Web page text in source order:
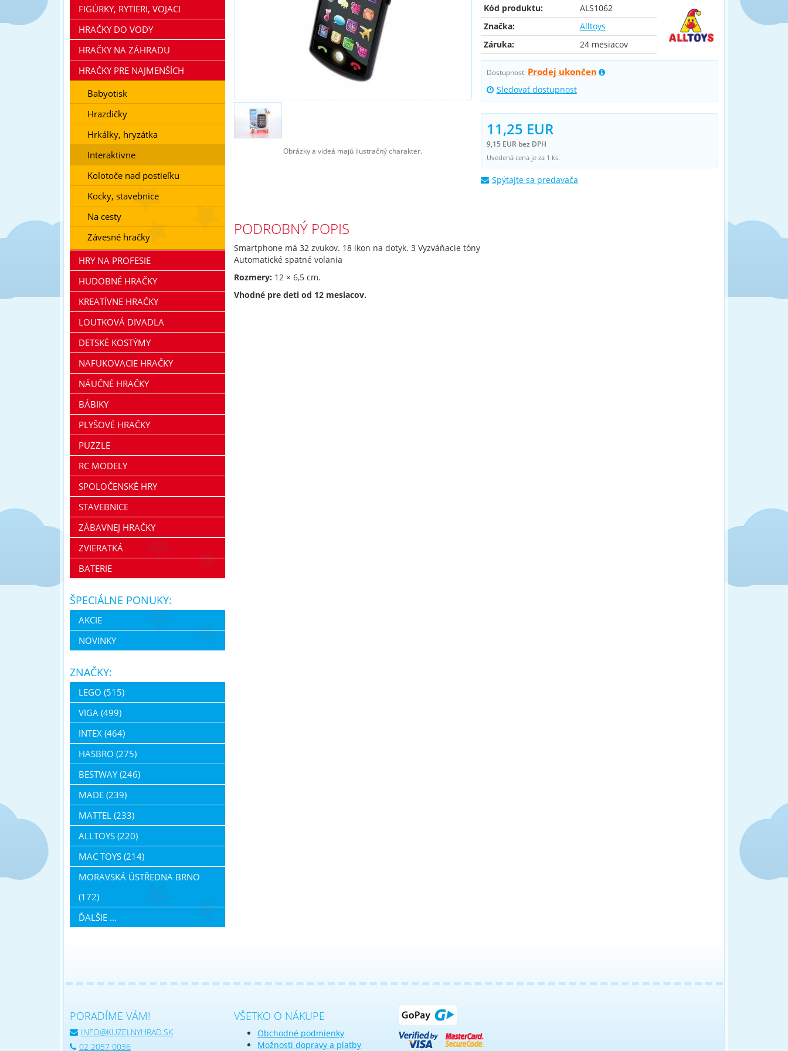
Obrázky a videá majú ilustračný charakter.
Kód produktu:
ALS1062
Značka:
Alltoys
Záruka:
24 mesiacov
Dostupnosť: Prodej ukončen
Sledovať dostupnost
11,25 EUR
9,15 EUR bez DPH
Uvedená cena je za 1 ks.
Spýtajte sa predavača
PODROBNÝ POPIS
Smartphone má 32 zvukov. 18 ikon na dotyk. 3 Vyzváňacie tóny
Automatické spätné volania
Rozmery: 12 × 6,5 cm.
Vhodné pre deti od 12 mesiacov.
FIGÚRKY, RYTIERI, VOJACI
HRAČKY DO VODY
HRAČKY NA ZÁHRADU
HRAČKY PRE NAJMENŠÍCH
Babyotisk
Hrazdičky
Hrkálky, hryzátka
Interaktivne
Kolotoče nad postieľku
Kocky, stavebnice
Na cesty
Závesné hračky
HRY NA PROFESIE
HUDOBNÉ HRAČKY
KREATÍVNE HRAČKY
LOUTKOVÁ DIVADLA
DETSKÉ KOSTÝMY
NAFUKOVACIE HRAČKY
NÁUČNÉ HRAČKY
BÁBIKY
PLYŠOVÉ HRAČKY
PUZZLE
RC MODELY
SPOLOČENSKÉ HRY
STAVEBNICE
ZÁBAVNEJ HRAČKY
ZVIERATKÁ
BATERIE
ŠPECIÁLNE PONUKY:
AKCIE
NOVINKY
ZNAČKY:
LEGO (515)
VIGA (499)
INTEX (464)
HASBRO (275)
BESTWAY (246)
MADE (239)
MATTEL (233)
ALLTOYS (220)
MAC TOYS (214)
MORAVSKÁ ÚSTŘEDNA BRNO
(172)
ĎALŠIE ...
PORADÍME VÁM!
INFO@KUZELNYHRAD.SK
02 2057 0036
VŠETKO O NÁKUPE
Obchodné podmienky
Možnosti dopravy a platby